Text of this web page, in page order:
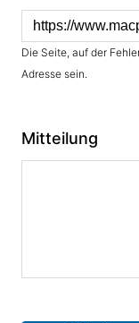
Die Seite, auf der
Adresse sein.
Mitteilung